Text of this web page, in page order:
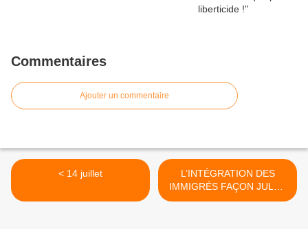
Commentaires
Ajouter un commentaire
< 14 juillet
L’INTÉGRATION DES
IMMIGRÉS FAÇON JULES
FERRY ? >